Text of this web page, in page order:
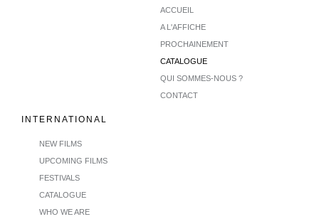
ACCUEIL
A L'AFFICHE
PROCHAINEMENT
CATALOGUE
QUI SOMMES-NOUS ?
CONTACT
INTERNATIONAL
NEW FILMS
UPCOMING FILMS
FESTIVALS
CATALOGUE
WHO WE ARE